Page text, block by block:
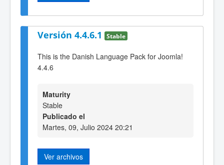
Versión 4.4.6.1 Stable
This is the Danish Language Pack for Joomla!
4.4.6
Maturity
Stable
Publicado el
Martes, 09, Julio 2024 20:21
Ver archivos